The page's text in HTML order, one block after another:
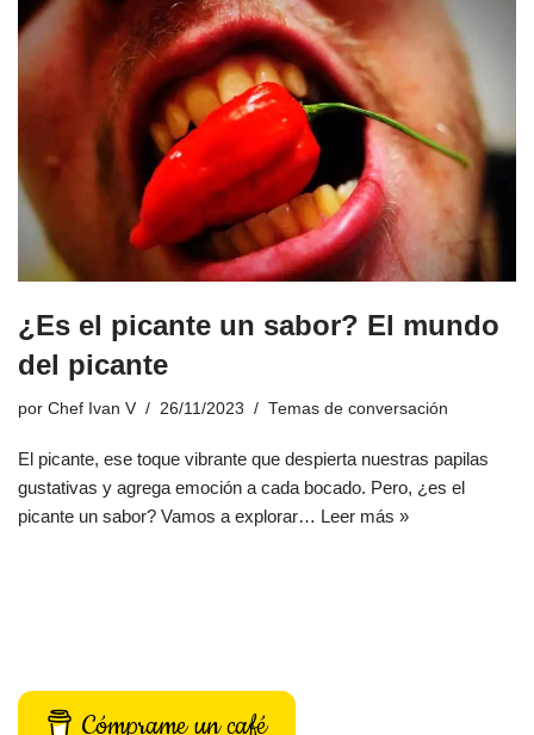
¿Es el picante un sabor? El mundo
del picante
por Chef Ivan V 26/11/2023 Temas de conversación
El picante, ese toque vibrante que despierta nuestras papilas
gustativas y agrega emoción a cada bocado. Pero, ¿es el
picante un sabor? Vamos a explorar… Leer más »
Cómprame un café